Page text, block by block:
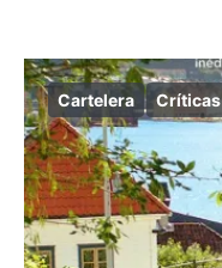
Cartelera Críticas